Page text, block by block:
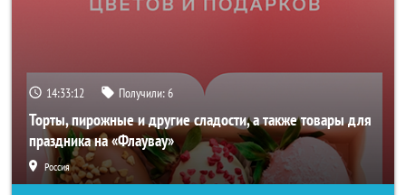
14:33:10 Получили:6
Торты, пирожные и другие сладости, а также товары для
праздника на «Флаувау»
Россия